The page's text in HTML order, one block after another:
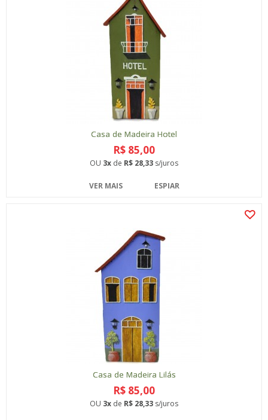
Casa de Madeira Hotel
R$ 85,00
OU 3x de R$ 28,33 s/juros
VER MAIS ESPIAR
Casa de Madeira Lilás
R$ 85,00
OU 3x de R$ 28,33 s/juros